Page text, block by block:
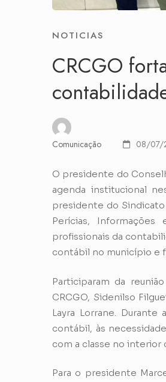
NOTICIAS
CRCGO
Comunicação 08/07/
O presidente do
agenda institucional
presidente do
Perícias,
profissionais da
contábil no município e
Participaram da
CRCGO, Sidenilso
Layra Lorrane.
contábil, às
com a classe no interior
Para o presidente